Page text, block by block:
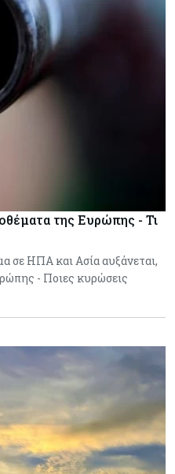
της Ευρώπης - Τι
σε ΗΠΑ και Ασία αυξάνεται,
- Ποιες κυρώσεις